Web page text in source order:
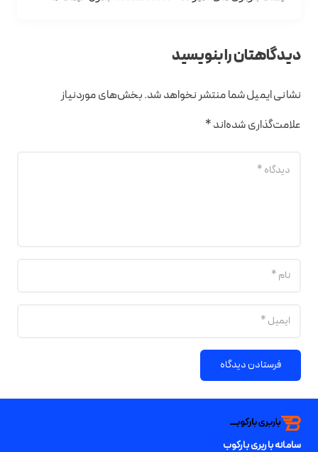
دیدگاهتان را بنویسید
نشانی ایمیل شما منتشر نخواهد شد.بخش‌های موردنیاز
علامت‌گذاری شده‌اند*
فرستادن دیدگاه
سامانه باربری بارکوب